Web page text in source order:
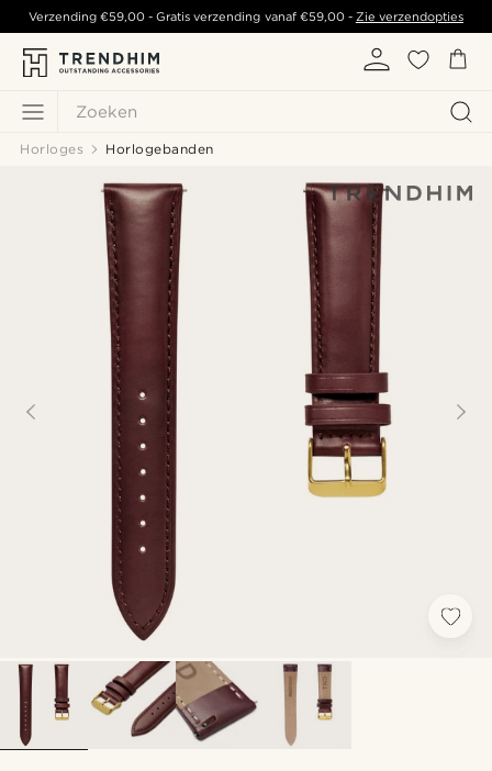
Zoeken
Verzending€59,00 - Gratis verzending vanaf €59,00- Zie verzendopties
Horloges Horlogebanden